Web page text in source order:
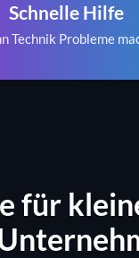
Schnelle Hilfe
Technik Probleme
für